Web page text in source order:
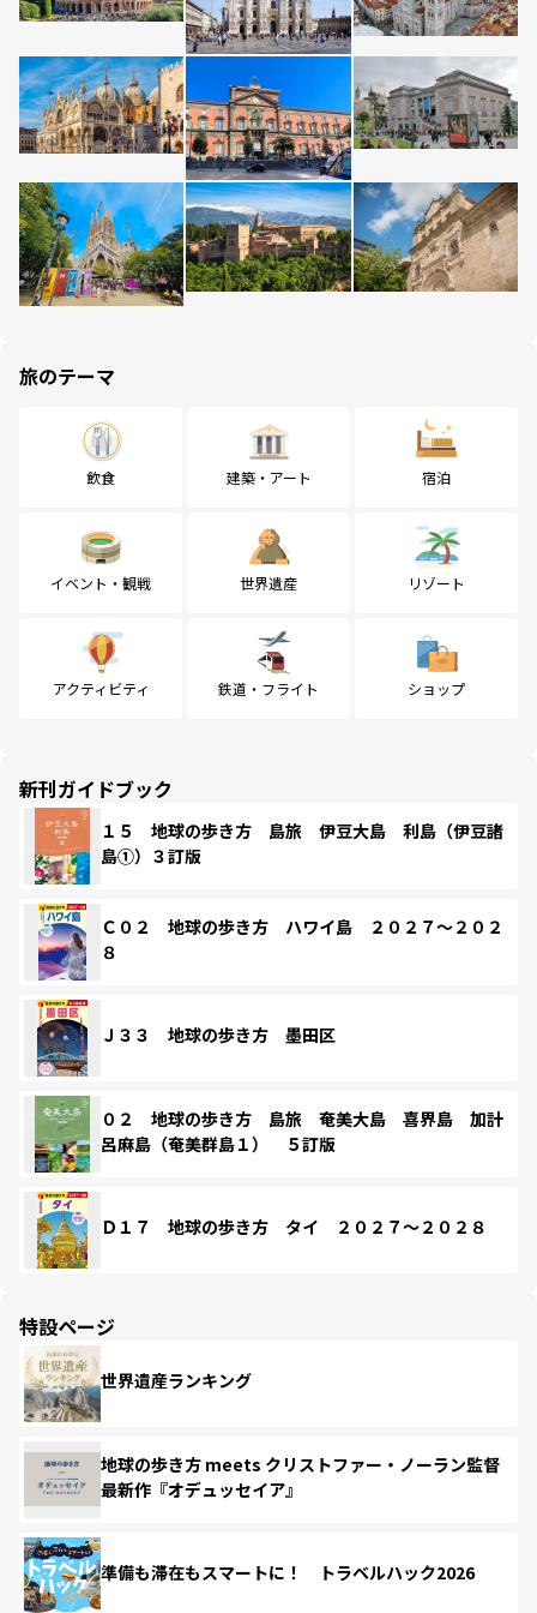
旅のテーマ
飲食 建築・アート 宿泊
イベント・観戦 世界遺産 リゾート
アクティビティ 鉄道・フライト ショップ
新刊ガイドブック
１５ 地球の歩き方 島旅 伊豆大島 利島（伊豆諸
島①）３訂版
Ｃ０２ 地球の歩き方 ハワイ島 ２０２７～２０２
８
Ｊ３３ 地球の歩き方 墨田区
０２ 地球の歩き方 島旅 奄美大島 喜界島 加計
呂麻島（奄美群島１） ５訂版
Ｄ１７ 地球の歩き方 タイ ２０２７～２０２８
特設ページ
世界遺産ランキング
地球の歩き方 meets クリストファー・ノーラン監督
最新作『オデュッセイア』
準備も滞在もスマートに！ トラベルハック2026